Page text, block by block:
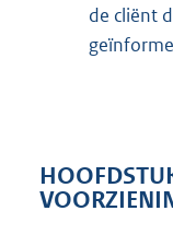
de cliënt